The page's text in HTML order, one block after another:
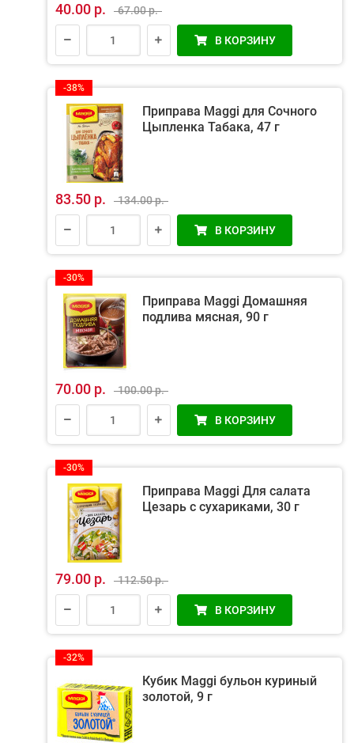
40.00 р. 67.00 р.
В КОРЗИНУ
-38%
Приправа Maggi для Сочного
Цыпленка Табака, 47 г
83.50 р. 134.00 р.
В КОРЗИНУ
-30%
Приправа Maggi Домашняя
подлива мясная, 90 г
70.00 р. 100.00 р.
В КОРЗИНУ
-30%
Приправа Maggi Для салата
Цезарь с сухариками, 30 г
79.00 р. 112.50 р.
В КОРЗИНУ
-32%
Кубик Maggi бульон куриный
золотой, 9 г